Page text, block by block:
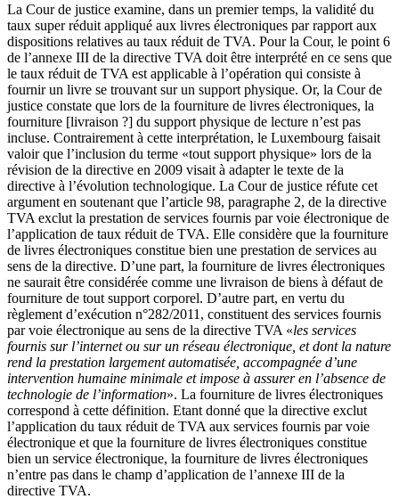
La Cour de justice examine, dans un premier temps, la validité du
taux super réduit appliqué aux livres électroniques par rapport aux
dispositions relatives au taux réduit de TVA. Pour la Cour, le point 6
de l’annexe III de la directive TVA doit être interprété en ce sens que
le taux réduit de TVA est applicable à l’opération qui consiste à
fournir un livre se trouvant sur un support physique. Or, la Cour de
justice constate que lors de la fourniture de livres électroniques, la
fourniture [livraison ?] du support physique de lecture n’est pas
incluse. Contrairement à cette interprétation, le Luxembourg faisait
valoir que l’inclusion du terme «tout support physique» lors de la
révision de la directive en 2009 visait à adapter le texte de la
directive à l’évolution technologique. La Cour de justice réfute cet
argument en soutenant que l’article 98, paragraphe 2, de la directive
TVA exclut la prestation de services fournis par voie électronique de
l’application de taux réduit de TVA. Elle considère que la fourniture
de livres électroniques constitue bien une prestation de services au
sens de la directive. D’une part, la fourniture de livres électroniques
ne saurait être considérée comme une livraison de biens à défaut de
fourniture de tout support corporel. D’autre part, en vertu du
règlement d’exécution n°282/2011, constituent des services fournis
par voie électronique au sens de la directive TVA «les services
fournis sur l’internet ou sur un réseau électronique, et dont la nature
rend la prestation largement automatisée, accompagnée d’une
intervention humaine minimale et impose à assurer en l’absence de
technologie de l’information». La fourniture de livres électroniques
correspond à cette définition. Etant donné que la directive exclut
l’application du taux réduit de TVA aux services fournis par voie
électronique et que la fourniture de livres électroniques constitue
bien un service électronique, la fourniture de livres électroniques
n’entre pas dans le champ d’application de l’annexe III de la
directive TVA.